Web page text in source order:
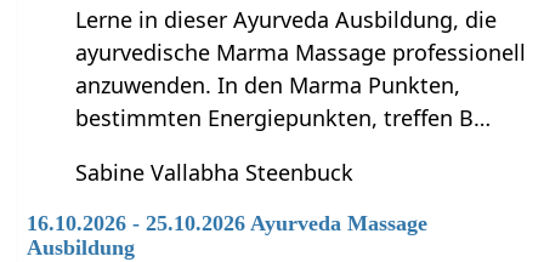
Lerne in dieser Ayurveda Ausbildung, die
ayurvedische Marma Massage professionell
anzuwenden. In den Marma Punkten,
bestimmten Energiepunkten, treffen B…
Sabine Vallabha Steenbuck
16.10.2026 - 25.10.2026 Ayurveda Massage
Ausbildung